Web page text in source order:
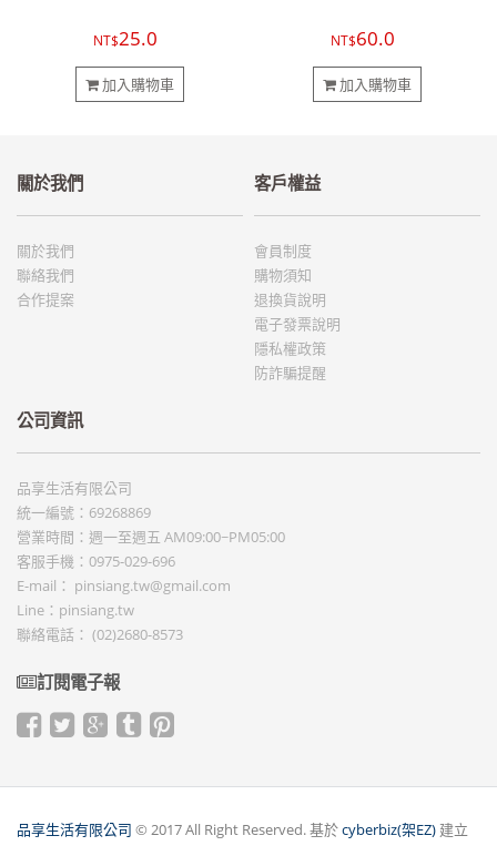
NT$25.0
加入購物車
NT$60.0
加入購物車
關於我們
關於我們
聯絡我們
合作提案
客戶權益
會員制度
購物須知
退換貨說明
電子發票說明
隱私權政策
防詐騙提醒
公司資訊
品享生活有限公司
統一編號：69268869
營業時間：週一至週五 AM09:00~PM05:00
客服手機：0975-029-696
E-mail： pinsiang.tw@gmail.com
Line：pinsiang.tw
聯絡電話： (02)2680-8573
訂閱電子報
品享生活有限公司 © 2017 All Right Reserved. 基於cyberbiz(架EZ) 建立